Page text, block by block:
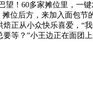
望！60多家摊位里，一
位后方，来加入面包
正从小众快乐喜爱，“
等？”小王边正在面团